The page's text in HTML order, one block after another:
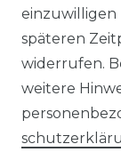
AGB
einzuwilligen
späteren
widerrufen.
weitere